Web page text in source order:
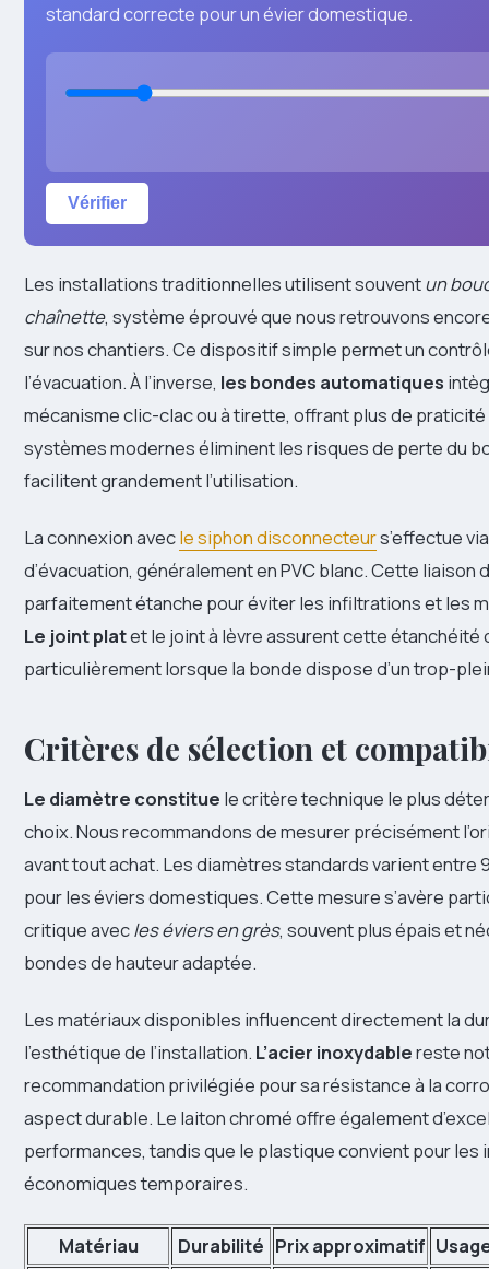
standard correcte pour un évier domestique.
Vérifier
Les installations traditionnelles utilisent souventun
chaînette, système éprouvé que nous retrouvons
sur nos chantiers. Ce dispositif simple permet un
l’évacuation. À l’inverse, les bondes automatiques
mécanisme clic-clac ou à tirette, offrant plus de
systèmes modernes éliminent les risques de perte du
facilitent grandement l’utilisation.
La connexion avecle siphon disconnecteurs’effectue
d’évacuation, généralement en PVC blanc. Cette liaison
parfaitement étanche pour éviter les infiltrations et les
Le joint platet le joint à lèvre assurent cette étanchéité
particulièrement lorsque la bonde dispose d’un trop-
Critères de sélection et
Le diamètre constitue le critère technique le plus
choix. Nous recommandons de mesurer précisément
avant tout achat. Les diamètres standards varient entre
pour les éviers domestiques. Cette mesure s’avère
critique avecles éviers en grès, souvent plus épais et
bondes de hauteur adaptée.
Les matériaux disponibles influencent directement la
l’esthétique de l’installation. L’acier inoxydablereste
recommandation privilégiée pour sa résistance à la
aspect durable. Le laiton chromé offre également
performances, tandis que le plastique convient pour les
économiques temporaires.
Matériau Durabilité Prix approximatif